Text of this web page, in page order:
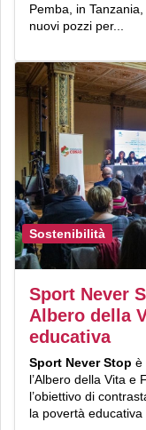
Pemba, in
nuovi pozzi per...
Sostenibilità
Sport Never
Albero della
educativa
Sport Never Stop è
l’Albero della Vita e
l’obiettivo di
la povertà educativa